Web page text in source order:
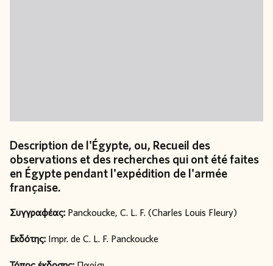
Description de l'Égypte, ou, Recueil des
observations et des recherches qui ont été faites
en Égypte pendant l'expédition de l'armée
française.
Συγγραφέας: Panckoucke, C. L. F. (Charles Louis Fleury)
Εκδότης: Impr. de C. L. F. Panckoucke